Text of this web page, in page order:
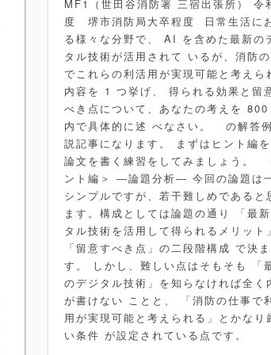
MF1（世田谷消防署 三宿出張所） 令
度 堺市消防局大卒程度 日常生活に
る様々な分野で、 AI を含めた最新の
タル技術が活用されて いるが、消防
でこれらの利活用が実現可能と考えら
内容を 1 つ挙げ、 得られる効果と留
べき点について、あなたの考えを 800
内で具体的に述 べなさい。 の解答
説記事になります。 まずはヒント編
論文を書く練習をしてみましょう。
ント編＞ ―論題分析― 今回の論題は
シンプルですが、若干難しめであると
ます。構成としては論題の通り 「最
タル技術を活用して得られるメリット
「留意すべき点」の二段階構成 で決
す。 しかし、難しい点はそもそも 「
のデジタル技術」を知らなければ全く
が書けない ことと、 「消防の仕事で
用が実現可能と考えられる」とかなり
い条件 が設定されている点です。